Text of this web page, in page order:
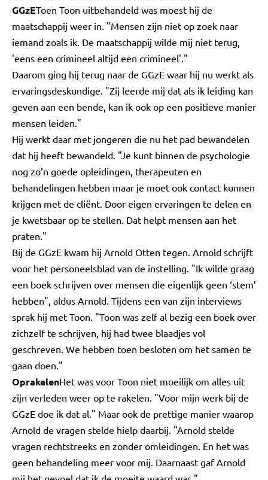
GGzEToen Toon uitbehandeld was moest hij de
maatschappij weer in. "Mensen zijn niet op zoek naar
iemand zoals ik. De maatschappij wilde mij niet terug,
'eens een crimineel altijd een crimineel'."
Daarom ging hij terug naar de GGzE waar hij nu werkt als
ervaringsdeskundige. "Zij leerde mij dat als ik leiding kan
geven aan een bende, kan ik ook op een positieve manier
mensen leiden."
Hij werkt daar met jongeren die nu het pad bewandelen
dat hij heeft bewandeld. "Je kunt binnen de psychologie
nog zo’n goede opleidingen, therapeuten en
behandelingen hebben maar je moet ook contact kunnen
krijgen met de cliënt. Door eigen ervaringen te delen en
je kwetsbaar op te stellen. Dat helpt mensen aan het
praten."
Bij de GGzE kwam hij Arnold Otten tegen. Arnold schrijft
voor het personeelsblad van de instelling. "Ik wilde graag
een boek schrijven over mensen die eigenlijk geen ‘stem’
hebben", aldus Arnold. Tijdens een van zijn interviews
sprak hij met Toon. "Toon was zelf al bezig een boek over
zichzelf te schrijven, hij had twee blaadjes vol
geschreven. We hebben toen besloten om het samen te
gaan doen."
OprakelenHet was voor Toon niet moeilijk om alles uit
zijn verleden weer op te rakelen. "Voor mijn werk bij de
GGzE doe ik dat al." Maar ook de prettige manier waarop
Arnold de vragen stelde hielp daarbij. "Arnold stelde
vragen rechtstreeks en zonder omleidingen. En het was
geen behandeling meer voor mij. Daarnaast gaf Arnold